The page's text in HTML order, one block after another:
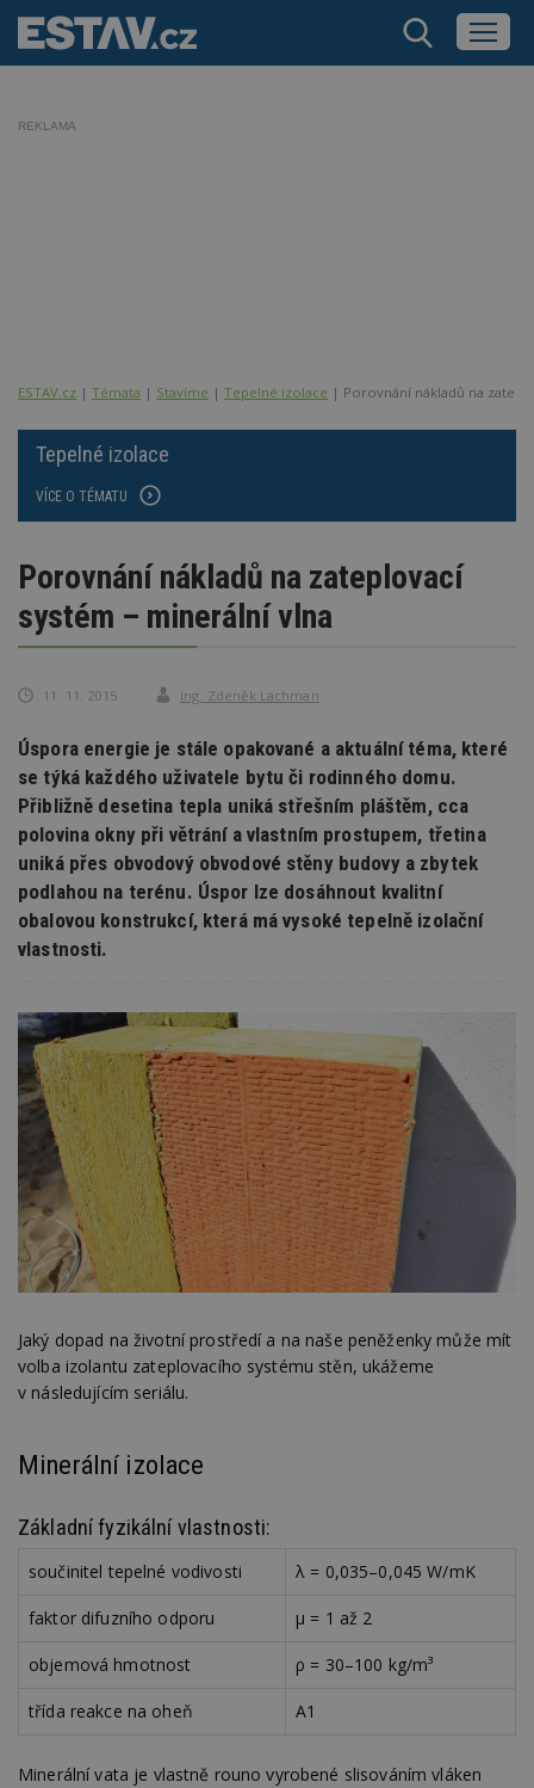
REKLAMA
ESTAV.cz Témata Stavíme Tepelné izolace Porovnání nákladů na
Tepelné izolace
VÍCE O TÉMATU
Porovnání nákladů na zateplovací
systém – minerální vlna
11. 11. 2015 Ing. Zdeněk Lachman
Úspora energie je stále opakované a aktuální téma, které
se týká každého uživatele bytu či rodinného domu.
Přibližně desetina tepla uniká střešním pláštěm, cca
polovina okny při větrání a vlastním prostupem, třetina
uniká přes obvodový obvodové stěny budovy a zbytek
podlahou na terénu. Úspor lze dosáhnout kvalitní
obalovou konstrukcí, která má vysoké tepelně izolační
vlastnosti.
Jaký dopad na životní prostředí a na naše peněženky může mít
volba izolantu zateplovacího systému stěn, ukážeme
v následujícím seriálu.
Minerální izolace
Základní fyzikální vlastnosti:
součinitel tepelné vodivosti λ = 0,035–0,045 W/mK
faktor difuzního odporu μ = 1 až 2
objemová hmotnost ρ = 30–100 kg/m³
třída reakce na oheň A1
Minerální vata je vlastně rouno vyrobené slisováním vláken